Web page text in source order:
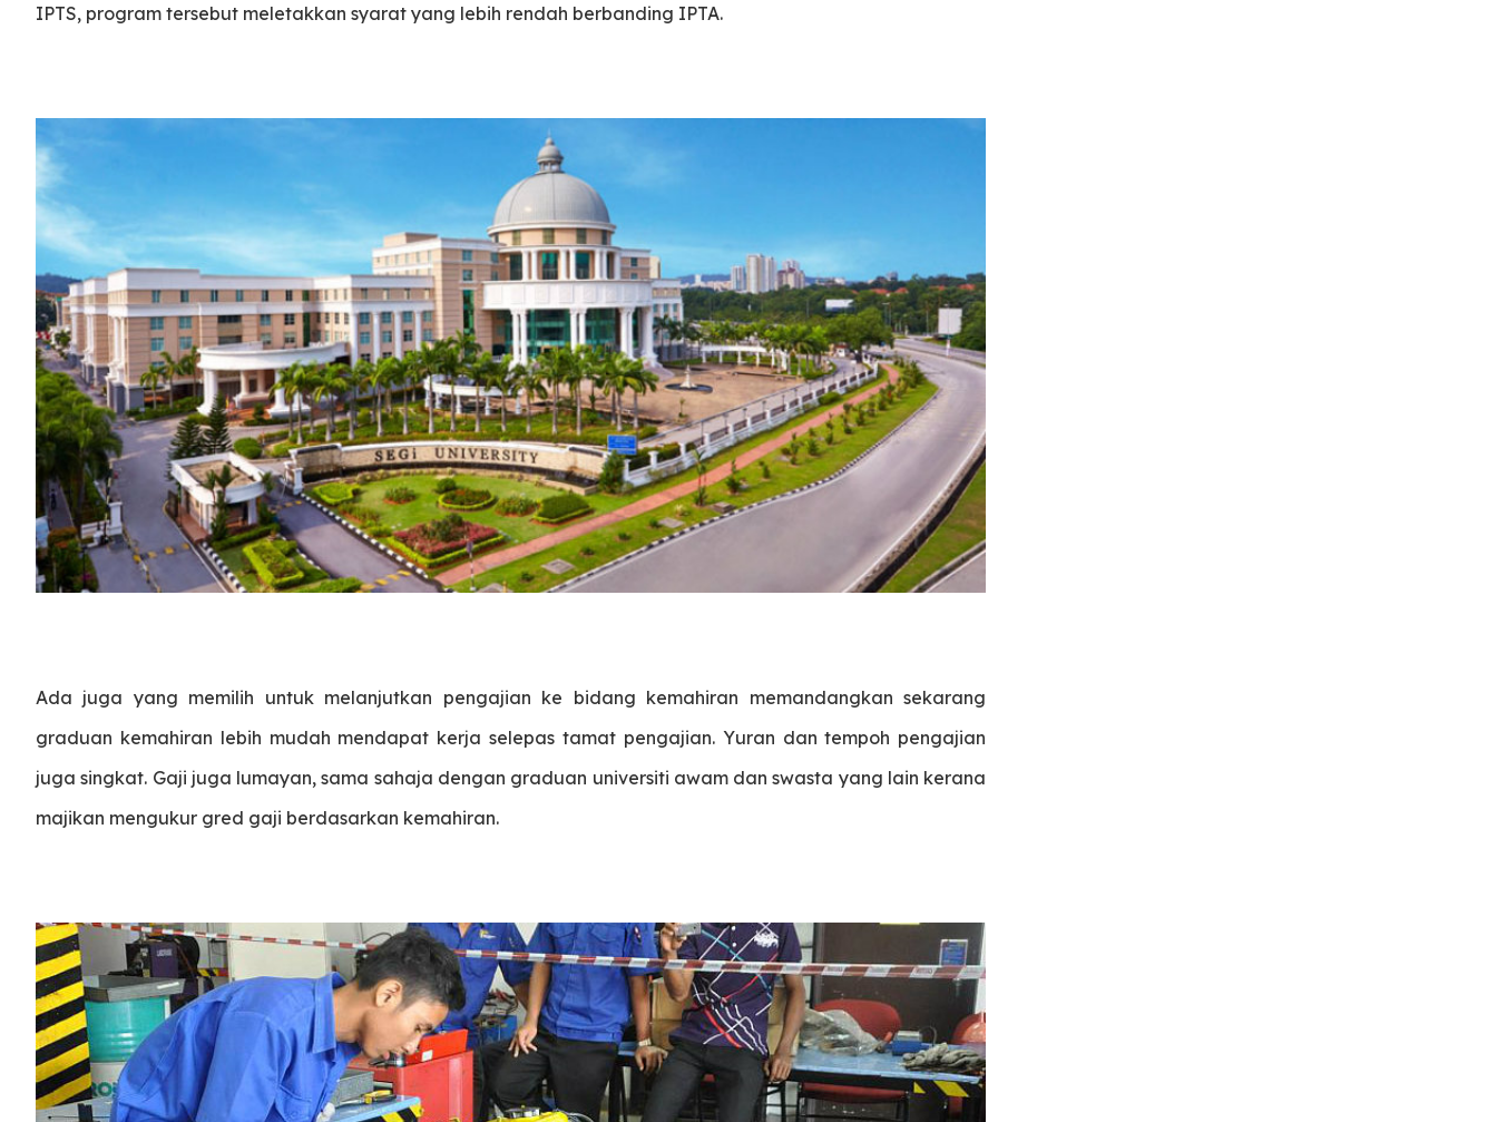
IPTS, program tersebut meletakkan syarat yang lebih rendah berbanding IPTA.
Ada juga yang memilih untuk melanjutkan pengajian ke bidang kemahiran memandangkan sekarang
graduan kemahiran lebih mudah mendapat kerja selepas tamat pengajian. Yuran dan tempoh pengajian
juga singkat. Gaji juga lumayan, sama sahaja dengan graduan universiti awam dan swasta yang lain kerana
majikan mengukur gred gaji berdasarkan kemahiran.